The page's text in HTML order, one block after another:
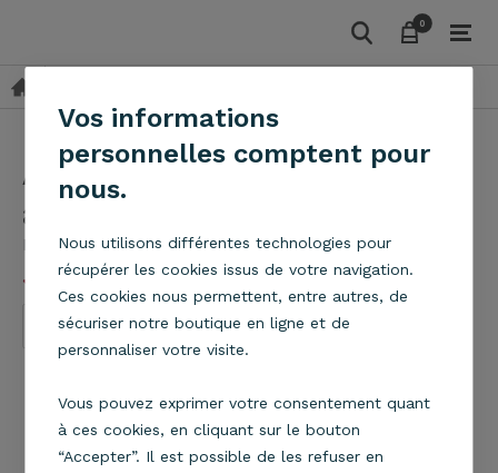
00
Abat-jour cylindre gris
anthracite
Metropolight
(5/5) Voir le seul avis
Vos informations
personnelles comptent pour
nous.
Nous utilisons différentes technologies pour
récupérer les cookies issus de votre navigation.
Ces cookies nous permettent, entre autres, de
sécuriser notre boutique en ligne et de
personnaliser votre visite.
Vous pouvez exprimer votre consentement quant
à ces cookies, en cliquant sur le bouton
“Accepter”. Il est possible de les refuser en